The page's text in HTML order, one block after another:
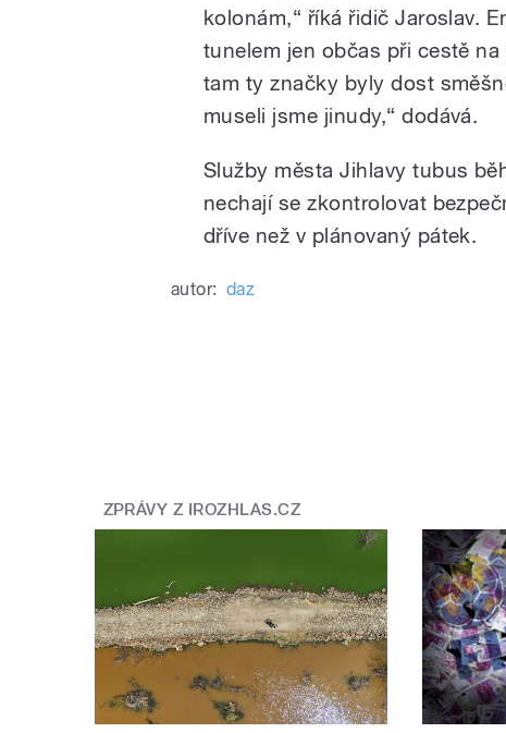
kolonám,“ říká řidič Jaroslav.
tunelem jen občas při cestě
tam ty značky byly dost
museli jsme jinudy,“ dodává.
Služby města Jihlavy tubus
nechají se zkontrolovat
dříve než v plánovaný pátek.
autor: daz
ZPRÁVY Z IROZHLAS.CZ